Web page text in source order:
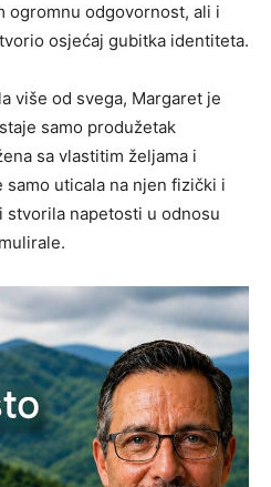
ogromnu odgovornost, ali i
osjećaj gubitka identiteta.
više od svega, Margaret je
samo produžetak
sa vlastitim željama i
samo uticala na njen fizički i
napetosti u odnosu